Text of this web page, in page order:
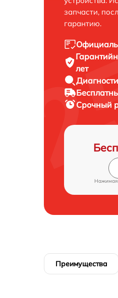
запчасти,
гарантию.
лет
Срочный
Нажимая
Преимущества